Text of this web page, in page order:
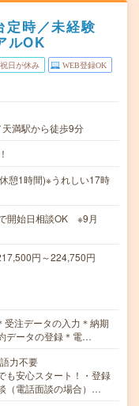
定時／未経験
ルOK
日が休み WEB登録OK
満駅から徒歩9分
憩1時間)※うれしい17時
開始日相談OK ※9月
円～224,750円
受注データの入力＊納期
データの登録＊電…
力不要
も安心スタート！・登録
（電話面談の場合）…